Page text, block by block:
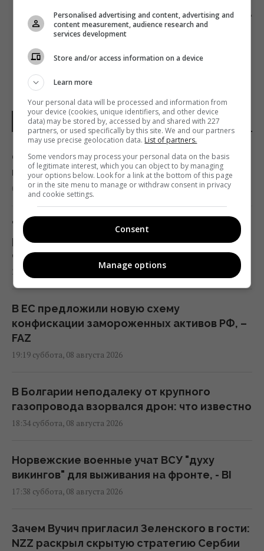
КРЫМСКОГО ГРАЖДАНСКОГО ЖУРНАЛИСТА
ОСТАВИЛИ ПОД СТРАЖЕЙ
НОВОСТИ МИРА
Один из ближайших соратников Асада
прячется в Москве, - The Telegraph
01:58 воскресенье, 09 августа 2026
"Это очень больно": сын Байдена
рассказал о состоянии здоровья своего
отца
21:15 суббота, 08 августа 2026
В ЕС предложили новую схему
конфискации замороженных активов РФ, –
FAZ
19:19 суббота, 08 августа 2026
В Болгарии неподалеку от крупного
газопровода взорвался дрон: что известно
18:34 суббота, 08 августа 2026
Норвежские военные учат ВСУ "духу
викингов" для выживания на фронте, - BI
17:38 суббота, 08 августа 2026
Зачем Вучич пригласил Зеленского в гости:
NZZ раскрыл скрытую стратегию Сербии
Personalised advertising and content, advertising and
content measurement, audience research and
services development
Store and/or access information on a device
Learn more
Your personal data will be processed and information from
your device (cookies, unique identifiers, and other device
data) may be stored by, accessed by and shared with 227
partners, or used specifically by this site. We and our partners
may use precise geolocation data. List of partners.
Some vendors may process your personal data on the basis
of legitimate interest, which you can object to by managing
your options below. Look for a link at the bottom of this page
or in the site menu to manage or withdraw consent in privacy
and cookie settings.
Consent
Manage options